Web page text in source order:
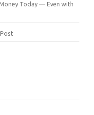
Today — Even with